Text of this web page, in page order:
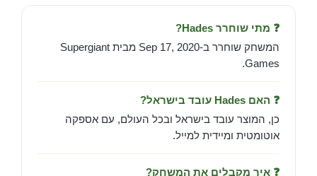
❓ מתי שוחרר Hades?
המשחק שוחרר ב-Sep 17, 2020 מבית Supergiant
Games.
❓ האם Hades עובד בישראל?
כן, המוצר עובד בישראל ובכל העולם, עם אספקה
אוטומטית ומיידית למייל.
❓ איך מקבלים את המשחק?